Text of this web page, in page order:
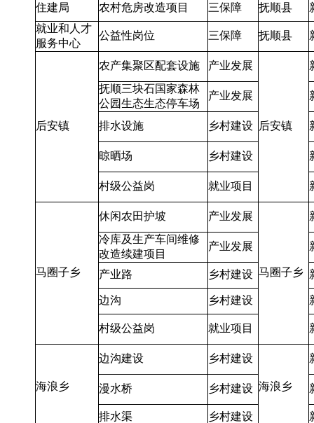
住建局 农村危房改造项目 三保障 抚顺县
就业和人才
服务中心
公益性岗位 三保障 抚顺县
后安镇
农产集聚区配套设施 产业发展
后安镇
抚顺三块石国家森林
公园生态生态停车场
产业发展
排水设施 乡村建设
晾晒场 乡村建设
村级公益岗 就业项目
马圈子乡
休闲农田护坡 产业发展
马圈子乡
冷库及生产车间维修
改造续建项目
产业发展
产业路 乡村建设
边沟 乡村建设
村级公益岗 就业项目
海浪乡
边沟建设 乡村建设
海浪乡
漫水桥 乡村建设
排水渠 乡村建设